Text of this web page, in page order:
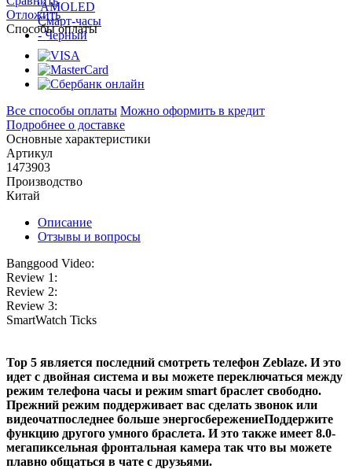
Отложить
Способы оплаты
Все способы оплаты Можно оформить в кредит
Подробнее о доставке
Основные характеристики
Артикул
1473903
Производство
Китай
Описание
Отзывы и вопросы
Banggood Video:
Review 1:
Review 2:
Review 3:
SmartWatch Ticks
Тор 5 является последний смотреть телефон Zeblaze. И это
идет с двойная система и вы можете переключаться между
режим телефона часы и режим smart браслет свободно.
Прежний режим поддерживает вас сделать звонок или
видеочатпоследнее больше энергосбережениеПоддержите
функцию другого умного браслета. И это также имеет 8.0-
мегапиксельная фронтальная камера так что вы можете
плавно общаться в чате с друзьями.